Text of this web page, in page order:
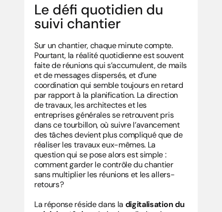
Le défi quotidien du
suivi chantier
Sur un chantier, chaque minute compte.
Pourtant, la réalité quotidienne est souvent
faite de réunions qui s’accumulent, de mails
et de messages dispersés, et d’une
coordination qui semble toujours en retard
par rapport à la planification. La direction
de travaux, les architectes et les
entreprises générales se retrouvent pris
dans ce tourbillon, où suivre l’avancement
des tâches devient plus compliqué que de
réaliser les travaux eux-mêmes. La
question qui se pose alors est simple :
comment garder le contrôle du chantier
sans multiplier les réunions et les allers-
retours ?
La réponse réside dans la digitalisation du